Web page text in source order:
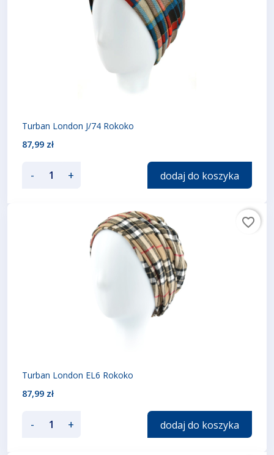
Turban London J/74 Rokoko
87,99 zł
- + dodaj do koszyka
Turban London EL6 Rokoko
87,99 zł
- + dodaj do koszyka
favorite_border